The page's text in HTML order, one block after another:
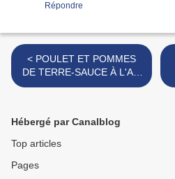
Répondre
< POULET ET POMMES
DE TERRE-SAUCE À L'AIL
NOIR
Hébergé par Canalblog
Top articles
Pages